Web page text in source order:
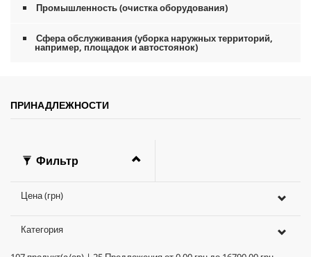
Промышленность (очистка оборудования)
Сфера обслуживания (уборка наружных территорий,
например, площадок и автостоянок)
ПРИНАДЛЕЖНОСТИ
Фильтр
Цена (грн)
Категория